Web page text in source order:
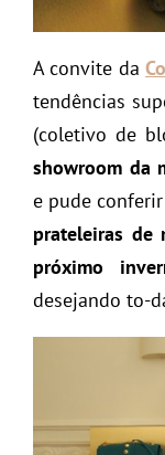
A convite da
tendências
(coletivo de
showroom da
e pude conferir
prateleiras de
próximo
desejando to-